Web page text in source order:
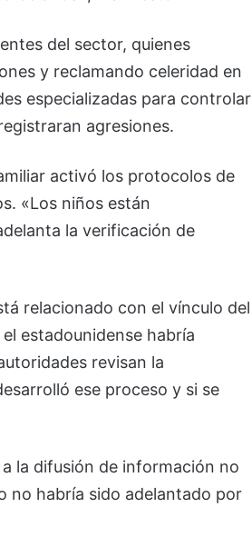
del sector, quienes
y reclamando celeridad en
especializadas para controlar
agresiones.
activó los protocolos de
«Los niños están
la verificación de
relacionado con el vínculo del
estadounidense habría
revisan la
ese proceso y si se
la difusión de información no
no habría sido adelantado por